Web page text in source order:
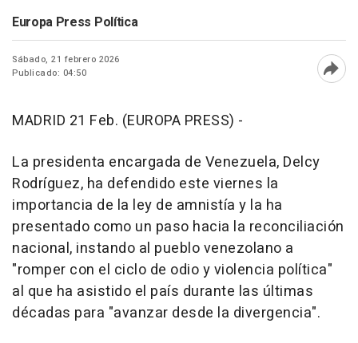
Europa Press Política
Sábado, 21 febrero 2026
Publicado: 04:50
MADRID 21 Feb. (EUROPA PRESS) -
La presidenta encargada de Venezuela, Delcy
Rodríguez, ha defendido este viernes la
importancia de la ley de amnistía y la ha
presentado como un paso hacia la reconciliación
nacional, instando al pueblo venezolano a
"romper con el ciclo de odio y violencia política"
al que ha asistido el país durante las últimas
décadas para "avanzar desde la divergencia".